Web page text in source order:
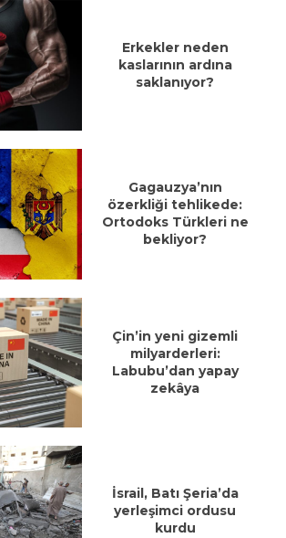
Erkekler neden
kaslarının ardına
saklanıyor?
Gagauzya’nın
özerkliği tehlikede:
Ortodoks Türkleri ne
bekliyor?
Çin’in yeni gizemli
milyarderleri:
Labubu’dan yapay
zekâya
İsrail, Batı Şeria’da
yerleşimci ordusu
kurdu